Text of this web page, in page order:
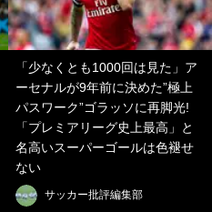
「少なくとも1000回は見た」ア
ーセナルが9年前に決めた”極上
パスワーク”ゴラッソに再脚光!
「プレミアリーグ史上最高」と
名高いスーパーゴールは色褪せ
ない
サッカー批評編集部